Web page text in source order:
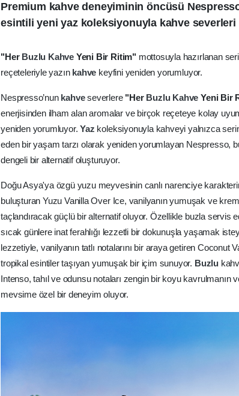
Premium kahve deneyiminin öncüsü
esintili yeni yaz koleksiyonuyla kahve
"Her Buzlu Kahve Yeni Bir Ritim" mottosuyla hazırlanan
reçeteleriyle yazın kahve keyfini yeniden yorumluyor.
Nespresso’nun kahveseverlere "Her Buzlu KahveYeni Bir
enerjisinden ilham alan aromalar ve birçok reçeteye kolay
yeniden yorumluyor.Yaz koleksiyonuyla kahveyi yalnızca
eden bir yaşam tarzı olarak yeniden yorumlayan Nespresso,
dengeli bir alternatif oluşturuyor.
Doğu Asya'ya özgü yuzu meyvesinin canlı narenciye
buluşturan Yuzu Vanilla Over Ice, vanilyanın yumuşak ve
taçlandıracak güçlü bir alternatif oluyor. Özellikle buzla servis
sıcak günlere inat ferahlığı lezzetli bir dokunuşla yaşamak
lezzetiyle, vanilyanın tatlı notalarını bir araya getiren
tropikal esintiler taşıyan yumuşak bir içim sunuyor. Buzlu
Intenso, tahıl ve odunsu notaları zengin bir koyu kavrulmanın
mevsime özel bir deneyim oluyor.